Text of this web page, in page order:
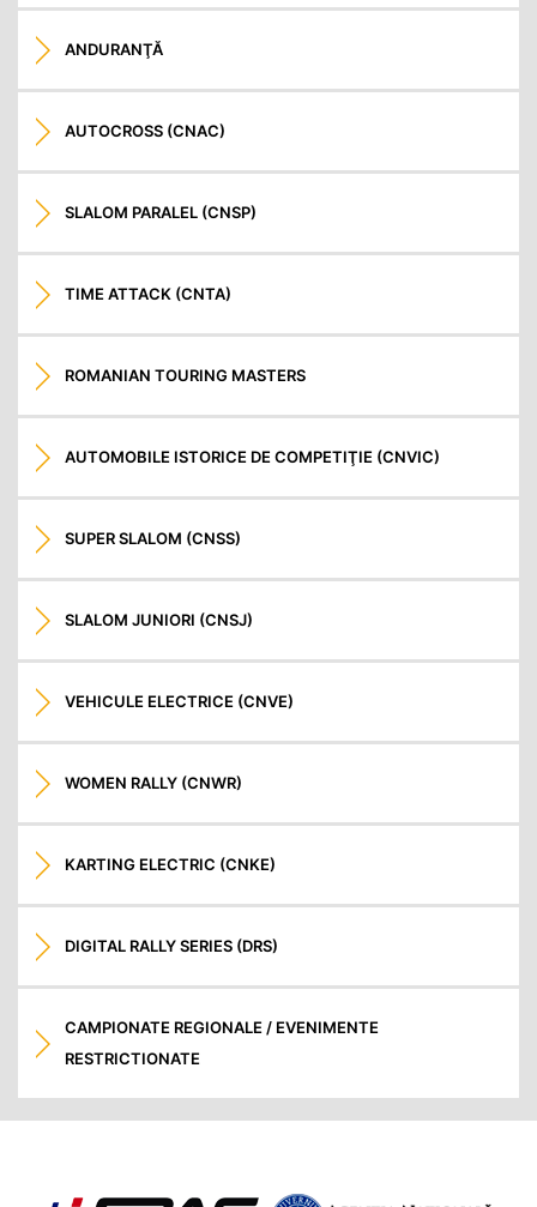
ANDURANŢĂ
AUTOCROSS (CNAC)
SLALOM PARALEL (CNSP)
TIME ATTACK (CNTA)
ROMANIAN TOURING MASTERS
AUTOMOBILE ISTORICE DE COMPETIŢIE (CNVIC)
SUPER SLALOM (CNSS)
SLALOM JUNIORI (CNSJ)
VEHICULE ELECTRICE (CNVE)
WOMEN RALLY (CNWR)
KARTING ELECTRIC (CNKE)
DIGITAL RALLY SERIES (DRS)
CAMPIONATE REGIONALE / EVENIMENTE
RESTRICTIONATE